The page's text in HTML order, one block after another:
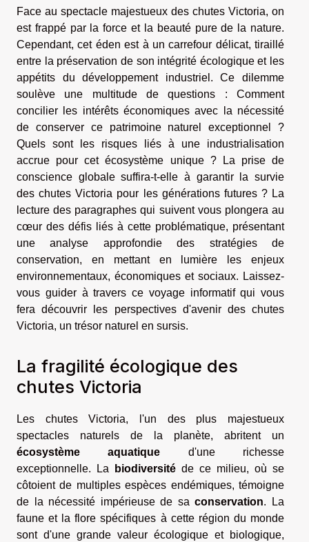
Face au spectacle majestueux des chutes Victoria, on
est frappé par la force et la beauté pure de la nature.
Cependant, cet éden est à un carrefour délicat, tiraillé
entre la préservation de son intégrité écologique et les
appétits du développement industriel. Ce dilemme
soulève une multitude de questions : Comment
concilier les intérêts économiques avec la nécessité
de conserver ce patrimoine naturel exceptionnel ?
Quels sont les risques liés à une industrialisation
accrue pour cet écosystème unique ? La prise de
conscience globale suffira-t-elle à garantir la survie
des chutes Victoria pour les générations futures ? La
lecture des paragraphes qui suivent vous plongera au
cœur des défis liés à cette problématique, présentant
une analyse approfondie des stratégies de
conservation, en mettant en lumière les enjeux
environnementaux, économiques et sociaux. Laissez-
vous guider à travers ce voyage informatif qui vous
fera découvrir les perspectives d'avenir des chutes
Victoria, un trésor naturel en sursis.
La fragilité écologique des
chutes Victoria
Les chutes Victoria, l'un des plus majestueux
spectacles naturels de la planète, abritent un
écosystème aquatique d'une richesse
exceptionnelle. La
biodiversité de ce milieu, où se
côtoient de multiples espèces endémiques, témoigne
de la nécessité impérieuse de saconservation. La
faune et la flore spécifiques à cette région du monde
sont d'une grande valeur écologique et biologique,